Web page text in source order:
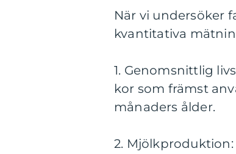
När vi undersöker
kvantitativa
1. Genomsnittlig
kor som främst
månaders ålder.
2.